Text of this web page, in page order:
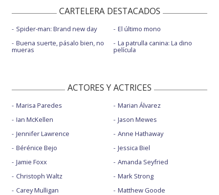
CARTELERA DESTACADOS
Spider-man: Brand new day
Buena suerte, pásalo bien, no
mueras
El último mono
La patrulla canina: La dino
película
ACTORES Y ACTRICES
Marisa Paredes
Ian McKellen
Jennifer Lawrence
Bérénice Bejo
Jamie Foxx
Christoph Waltz
Carey Mulligan
Marian Álvarez
Jason Mewes
Anne Hathaway
Jessica Biel
Amanda Seyfried
Mark Strong
Matthew Goode